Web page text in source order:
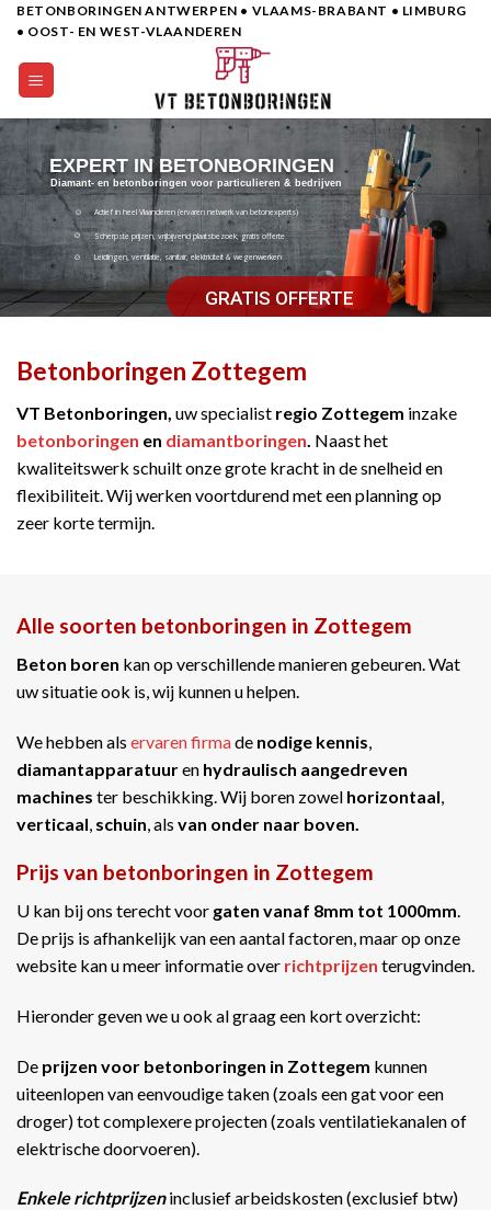
Skip
content
BETONBORINGEN ANTWERPEN • VLAAMS-BRABANT • LIMBURG
• OOST- EN WEST-VLAANDEREN
EXPERT IN BETONBORINGEN
Diamant- en betonboringen voor particulieren & bedrijven
Actief in heel Vlaanderen (ervaren netwerk van betonexperts)
Scherpste prijzen, vrijbijvend plaatsbezoek, gratis offerte
Leidingen, ventilatie, sanitair, elektriciteit & wegenwerken
GRATIS OFFERTE
Betonboringen Zottegem
VT Betonboringen, uw specialist regio Zottegem inzake
betonboringen en diamantboringen. Naast het
kwaliteitswerk schuilt onze grote kracht in de snelheid en
flexibiliteit. Wij werken voortdurend met een planning op
zeer korte termijn.
Alle soorten betonboringen in Zottegem
Beton boren kan op verschillende manieren gebeuren. Wat
uw situatie ook is, wij kunnen u helpen.
We hebben als ervaren firmade nodige kennis
diamantapparatuuren hydraulisch aangedreven
machines ter beschikking. Wij boren zowel horizontaal
verticaal schuin , als van onder naar boven.
Prijs van betonboringen in Zottegem
U kan bij ons terecht voor gaten vanaf 8mm tot 1000mm.
De prijs is afhankelijk van een aantal factoren, maar op onze
website kan u meer informatie over richtprijzen terugvinden.
Hieronder geven we u ook al graag een kort overzicht:
De prijzen voor betonboringen in Zottegem kunnen
uiteenlopen van eenvoudige taken (zoals een gat voor een
droger) tot complexere projecten (zoals ventilatiekanalen of
elektrische doorvoeren).
Enkele richtprijzeninclusief arbeidskosten (exclusief btw)